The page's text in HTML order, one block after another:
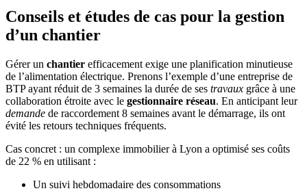
Conseils et études de cas pour la gestion
d’un chantier
Gérer un chantier efficacement exige une planification minutieuse
de l’alimentation électrique. Prenons l’exemple d’une entreprise de
BTP ayant réduit de 3 semaines la durée de ses travaux grâce à une
collaboration étroite avec le gestionnaire réseau. En anticipant leur
demande de raccordement 8 semaines avant le démarrage, ils ont
évité les retours techniques fréquents.
Cas concret : un complexe immobilier à Lyon a optimisé ses coûts
de 22 % en utilisant :
Un suivi hebdomadaire des consommations